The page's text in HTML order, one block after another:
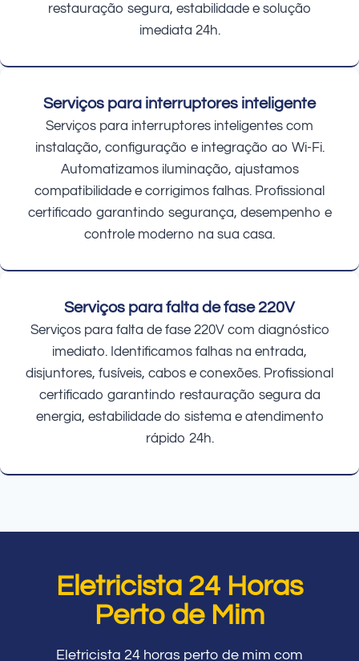
restauração segura, estabilidade e solução
imediata 24h.
Serviços para interruptores inteligente
Serviços para interruptores inteligentes com
instalação, configuração e integração ao Wi-Fi.
Automatizamos iluminação, ajustamos
compatibilidade e corrigimos falhas. Profissional
certificado garantindo segurança, desempenho e
controle moderno na sua casa.
Serviços para falta de fase 220V
Serviços para falta de fase 220V com diagnóstico
imediato. Identificamos falhas na entrada,
disjuntores, fusíveis, cabos e conexões. Profissional
certificado garantindo restauração segura da
energia, estabilidade do sistema e atendimento
rápido 24h.
Eletricista 24 Horas
Perto de Mim
Eletricista 24 horas perto de mim com